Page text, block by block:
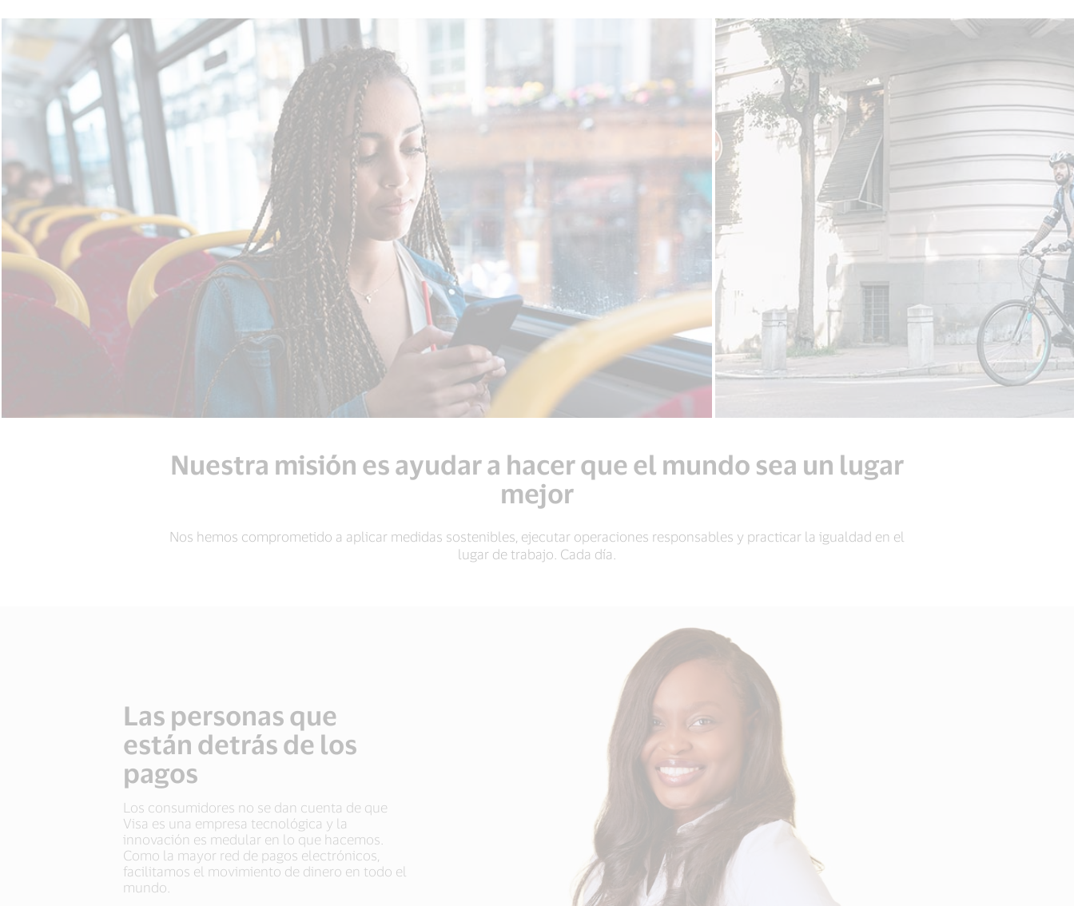
Nuestra misión es ayudar a hacer que el mundo sea un lugar
mejor
Nos hemos comprometido a aplicar medidas sostenibles, ejecutar operaciones responsables y practicar la igualdad en el
lugar de trabajo. Cada día.
Las personas que
están detrás de los
pagos
Los consumidores no se dan cuenta de que
Visa es una empresa tecnológica y la
innovación es medular en lo que hacemos.
Como la mayor red de pagos electrónicos,
facilitamos el movimiento de dinero en todo el
mundo.
Las personas que
están detrás de los
pagos
Con operaciones en más de 200 países, los
empleados de Visa pueden tener un impacto
global trabajando en cualquier campo que les
interese: desde la tecnología de pagos hasta la
inclusión financiera.
Las personas que
están detrás de los
pagos
Para muchos empleados, la parte más
gratificante de trabajar para Visa es que
pueden trabajar con personas de todas las
profesiones y condiciones, y esos diversos
contextos conforman la base de nuestro éxito.